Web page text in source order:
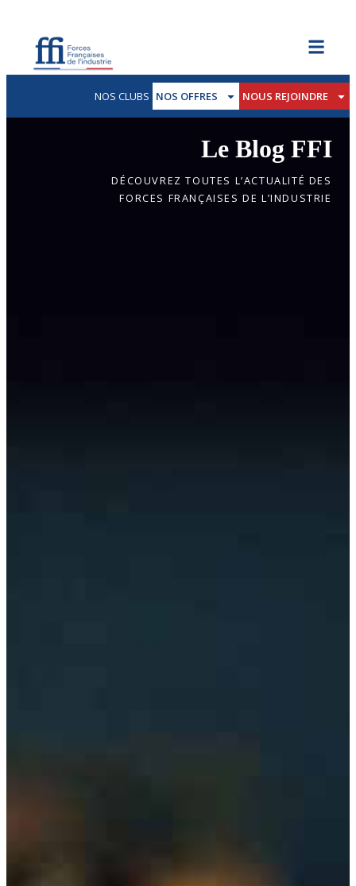
NOS CLUBS NOS OFFRES NOUS REJOINDRE
Le Blog FFI
DÉCOUVREZ TOUTES L’ACTUALITÉ DES
FORCES FRANÇAISES DE L’INDUSTRIE